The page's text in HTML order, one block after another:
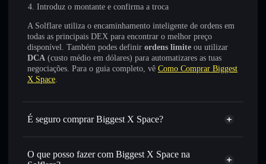
Introduz o montante e confirma a troca
A Solflare utiliza o encaminhamento inteligente de ordens em
todas as principais DEX para encontrar o melhor preço
disponível. Também podes definir ordens limite ou utilizar
DCA (custo médio em dólares) para automatizares as tuas
negociações. Para o guia completo, vê Como Comprar Biggest
X Space.
É seguro comprar Biggest X Space?
Biggest X Space não está verificado
O que posso fazer com Biggest X Space na